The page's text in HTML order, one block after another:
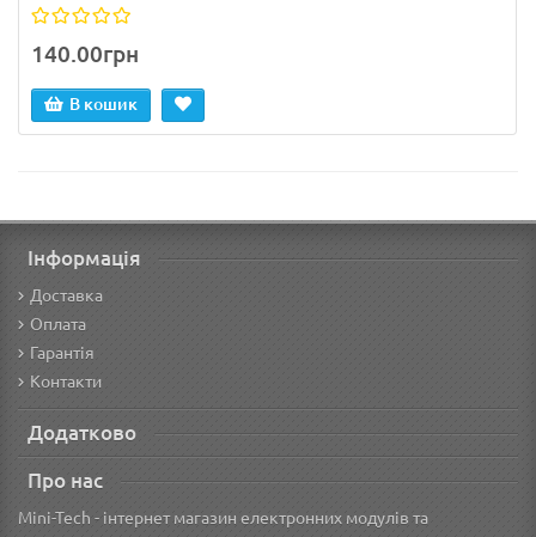
140.00грн
В кошик
Інформація
Доставка
Оплата
Гарантія
Контакти
Додатково
Про нас
Mini-Tech - інтернет магазин електронних модулів та